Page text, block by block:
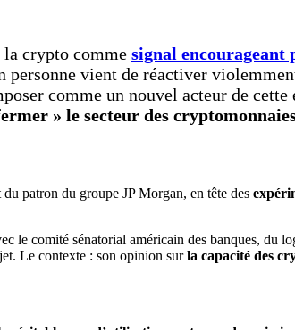
la crypto comme signal encourageant
personne vient de réactiver
comme un nouvel acteur de
» le secteur des
patron du groupe JP Morgan, en tête des
le comité sénatorial américain des banques, du
Le contexte : son opinion surla capacité des